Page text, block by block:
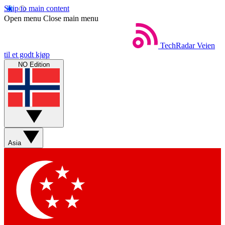
Skip to main content
Open menu Close main menu
TechRadar Veien
til et godt kjøp
NO Edition
Asia